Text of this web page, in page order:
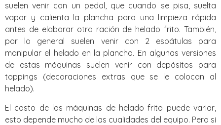
suelen venir con un pedal, que cuando se pisa, suelta
vapor y calienta la plancha para una limpieza rápida
antes de elaborar otra ración de helado frito. También,
por lo general suelen venir con 2 espátulas para
manipular el helado en la plancha. En algunas versiones
de estas máquinas suelen venir con depósitos para
toppings (decoraciones extras que se le colocan al
helado).
El costo de las máquinas de helado frito puede variar,
esto depende mucho de las cualidades del equipo. Pero si